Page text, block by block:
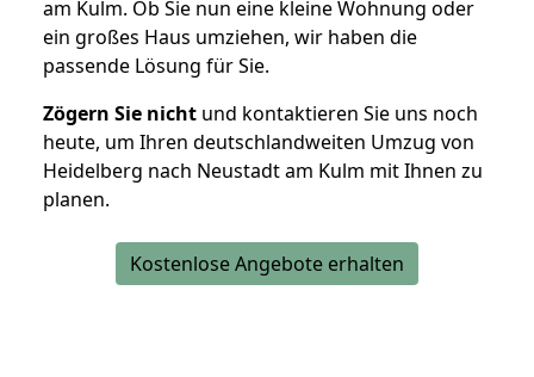
am Kulm. Ob Sie nun eine kleine Wohnung oder
ein großes Haus umziehen, wir haben die
passende Lösung für Sie.
Zögern Sie nicht und kontaktieren Sie uns noch
heute, um Ihren deutschlandweiten Umzug von
Heidelberg nach Neustadt am Kulm mit Ihnen zu
planen.
Kostenlose Angebote erhalten